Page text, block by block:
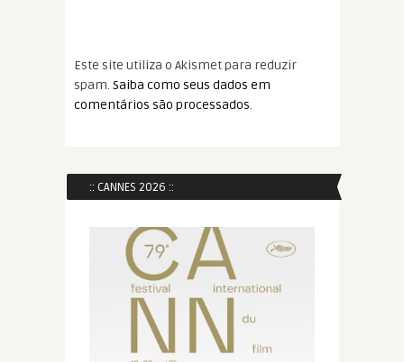
Este site utiliza o Akismet para reduzir
spam. Saiba como seus dados em
comentários são processados.
:: CANNES 2026 ::